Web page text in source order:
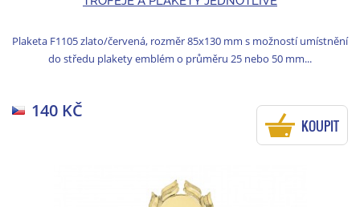
Plaketa F1105 zlato/červená, rozměr 85x130 mm s možností umístnění
do středu plakety emblém o průměru 25 nebo 50 mm...
140 KČ
KOUPIT